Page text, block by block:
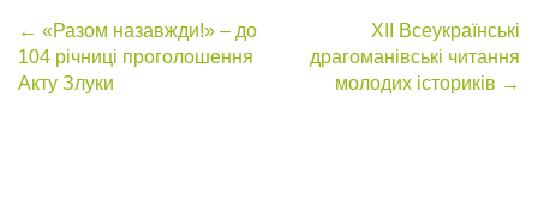
Post
navigation
← «Разом назавжди!» – до
104 річниці проголошення
Акту Злуки
ХІІ Всеукраїнські
драгоманівські читання
молодих істориків →